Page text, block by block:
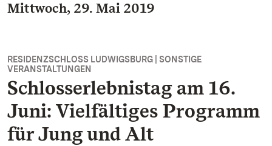
Mittwoch, 29. Mai 2019
RESIDENZSCHLOSS LUDWIGSBURG | SONSTIGE
VERANSTALTUNGEN
Schlosserlebnistag am 16.
Juni: Vielfältiges Programm
für Jung und Alt